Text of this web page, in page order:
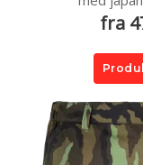
fra